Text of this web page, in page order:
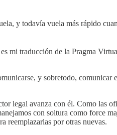
y todavía vuela más rápido
mi traducción de la Pragma
y sobretodo, comunicar
legal avanza con él. Como las
con soltura como force
reemplazarlas por otras nuevas.